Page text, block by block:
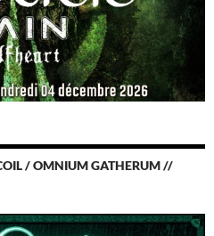
/ OMNIUM GATHERUM //